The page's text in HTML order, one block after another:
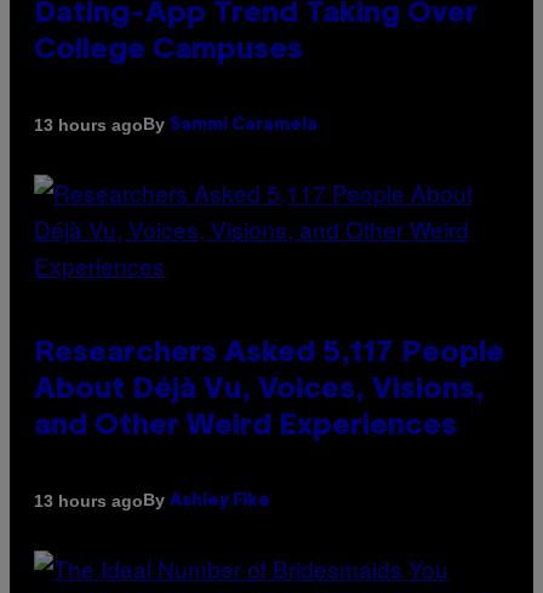
Dating-App Trend Taking Over
College Campuses
13 hours agoBy Sammi Caramela
Researchers Asked 5,117 People
About Déjà Vu, Voices, Visions,
and Other Weird Experiences
13 hours agoBy Ashley Fike